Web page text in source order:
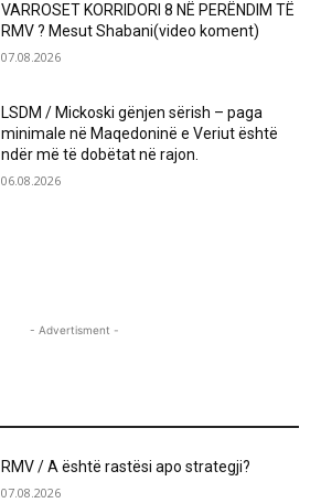
VARROSET KORRIDORI 8 NË PERËNDIM TË
RMV ? Mesut Shabani(video koment)
07.08.2026
LSDM / Mickoski gënjen sërish – paga
minimale në Maqedoninë e Veriut është
ndër më të dobëtat në rajon.
06.08.2026
- Advertisment -
RMV / A është rastësi apo strategji?
07.08.2026